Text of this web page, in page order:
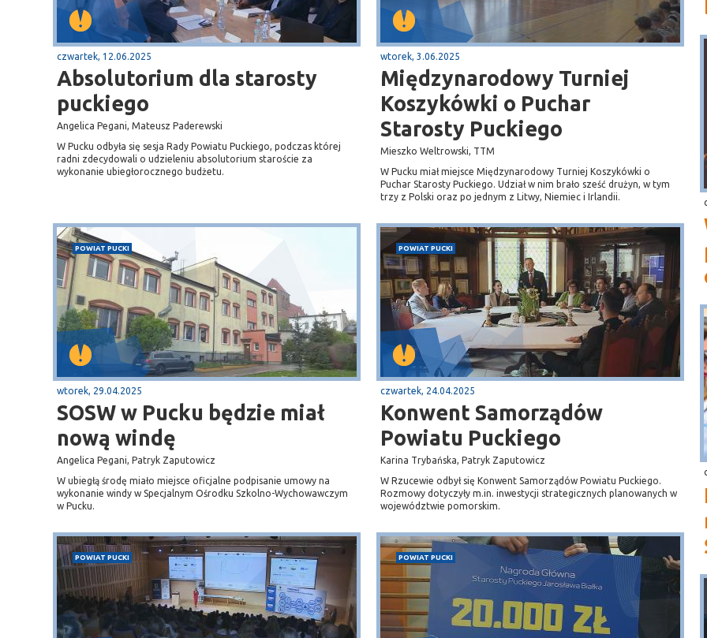
czwartek, 12.06.2025
Absolutorium dla starosty
puckiego
Angelica Pegani, Mateusz Paderewski
W Pucku odbyła się sesja Rady Powiatu Puckiego, podczas której
radni zdecydowali o udzieleniu absolutorium staroście za
wykonanie ubiegłorocznego budżetu.
wtorek, 3.06.2025
Międzynarodowy Turniej
Koszykówki o Puchar
Starosty Puckiego
Mieszko Weltrowski, TTM
W Pucku miał miejsce Międzynarodowy Turniej Koszykówki o
Puchar Starosty Puckiego. Udział w nim brało sześć drużyn, w tym
trzy z Polski oraz po jednym z Litwy, Niemiec i Irlandii.
POWIAT PUCKI
wtorek, 29.04.2025
SOSW w Pucku będzie miał
nową windę
Angelica Pegani, Patryk Zaputowicz
W ubiegłą środę miało miejsce oficjalne podpisanie umowy na
wykonanie windy w Specjalnym Ośrodku Szkolno-Wychowawczym
w Pucku.
POWIAT PUCKI
czwartek, 24.04.2025
Konwent Samorządów
Powiatu Puckiego
Karina Trybańska, Patryk Zaputowicz
W Rzucewie odbył się Konwent Samorządów Powiatu Puckiego.
Rozmowy dotyczyły m.in. inwestycji strategicznych planowanych w
województwie pomorskim.
POWIAT PUCKI POWIAT PUCKI